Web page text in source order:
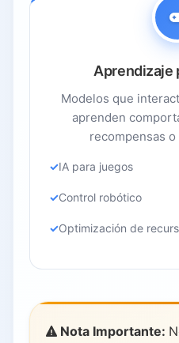
Aprendizaje
Modelos que
aprenden
recompensas
IA para juegos
Control robótico
Optimización de
Nota Importante: